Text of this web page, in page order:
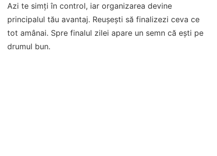
Azi te simți în control, iar organizarea devine
principalul tău avantaj. Reușești să finalizezi ceva ce
tot amânai. Spre finalul zilei apare un semn că ești pe
drumul bun.